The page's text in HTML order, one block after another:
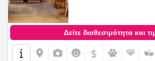
Δείτε διαθεσιμότητα και
$